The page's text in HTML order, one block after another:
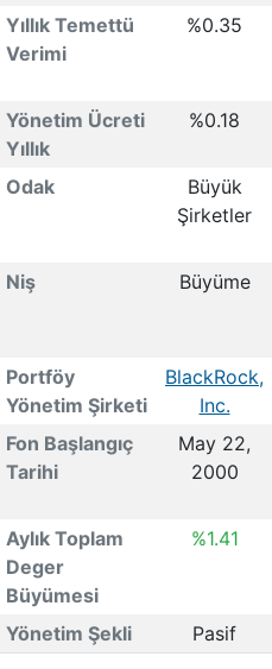
Yıllık Temettü
Verimi
%0.35
Yönetim Ücreti
Yıllık
%0.18
Odak
Büyük
Şirketler
Niş
Büyüme
Portföy
Yönetim Şirketi
BlackRock,
Inc.
Fon Başlangıç
Tarihi
May 22,
2000
Aylık Toplam
Deger
Büyümesi
%1.41
Yönetim Şekli Pasif